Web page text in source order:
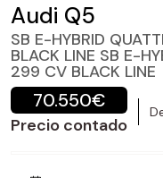
Audi Q5
SB E-HYBRID
BLACK LINE SB E-
299 CV BLACK LINE
70.550€
Precio contado